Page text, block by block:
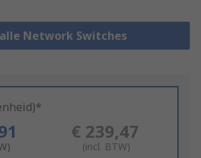
Network Switches
€ 239,47
(incl. BTW)